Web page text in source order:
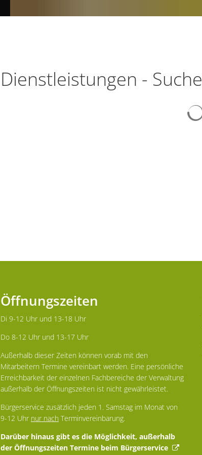
Dienstleistungen - Suche
Öffnungszeiten
Di 9-12 Uhr und 13-18 Uhr
Do 8-12 Uhr und 13-17 Uhr
Außerhalb dieser Zeiten können vorab mit den
Mitarbeitern Termine vereinbart werden. Eine persönliche
Erreichbarkeit der einzelnen Fachbereiche der Verwaltung
außerhalb der Öffnungszeiten ist nicht gewährleistet.
Bürgerservice zusätzlich jeden 1. Samstag im Monat von
9-12 Uhr nur nach Terminvereinbarung.
Darüber hinaus gibt es die Möglichkeit, außerhalb
der Öffnungszeiten Termine beim Bürgerservice